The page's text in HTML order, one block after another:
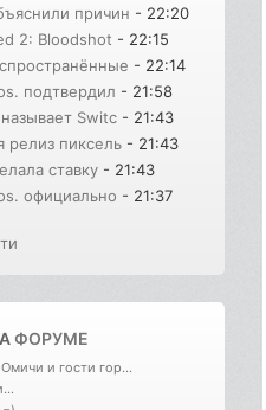
причин - 22:20
2: Bloodshot - 22:15
- 22:14
подтвердил - 21:58
Switc - 21:43
релиз пиксель - 21:43
ставку - 21:43
официально - 21:37
ФОРУМЕ
и гости гор...